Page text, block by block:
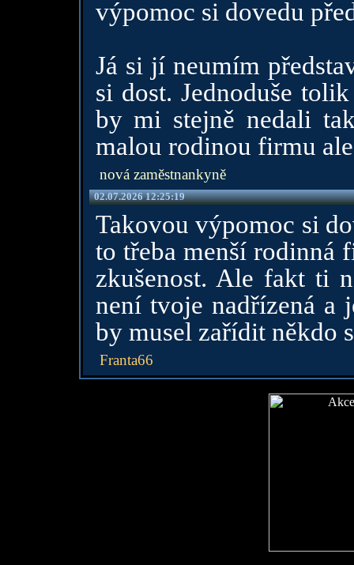
výpomoc si dovedu
Já si jí neumím
si dost. Jednoduše
by mi stejně nedali
malou rodinou firmu
nová zaměstnankyně
02.07.2026 12:25:19
Takovou výpomoc si
to třeba menší rodinná
zkušenost. Ale fakt ti
není tvoje nadřízená a
by musel zařídit někdo
Franta66